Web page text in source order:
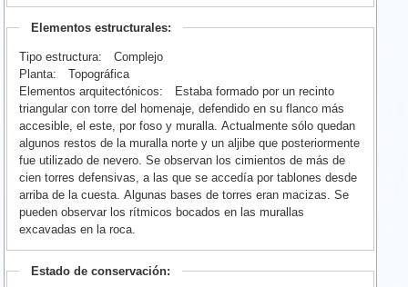
Elementos estructurales:
Tipo estructura:
Complejo
Planta:
Topográfica
Elementos arquitectónicos:
Estaba formado por un recinto
triangular con torre del homenaje, defendido en su flanco más
accesible, el este, por foso y muralla. Actualmente sólo quedan
algunos restos de la muralla norte y un aljibe que posteriormente
fue utilizado de nevero. Se observan los cimientos de más de
cien torres defensivas, a las que se accedía por tablones desde
arriba de la cuesta. Algunas bases de torres eran macizas. Se
pueden observar los rítmicos bocados en las murallas
excavadas en la roca.
Estado de conservación: